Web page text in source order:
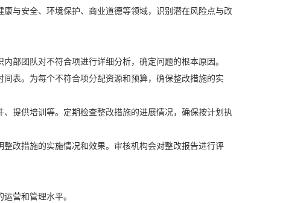
安全、环境保护、商业道德等领域，识别潜在风险点与改
团队对不符合项进行详细分析，确定问题的根本原因。
。为每个不符合项分配资源和预算，确保整改措施的实
供培训等。定期检查整改措施的进展情况，确保按计划执
措施的实施情况和效果。审核机构会对整改报告进行评
营和管理水平。